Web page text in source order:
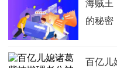
海贼王
的秘密
百亿儿